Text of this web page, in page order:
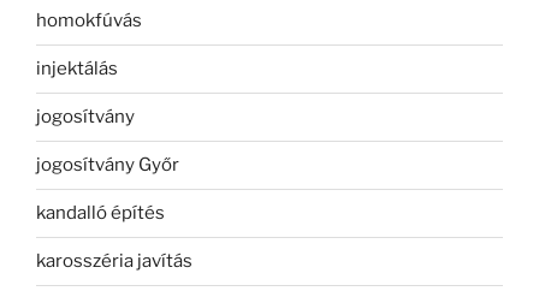
homokfúvás
injektálás
jogosítvány
jogosítvány Győr
kandalló építés
karosszéria javítás